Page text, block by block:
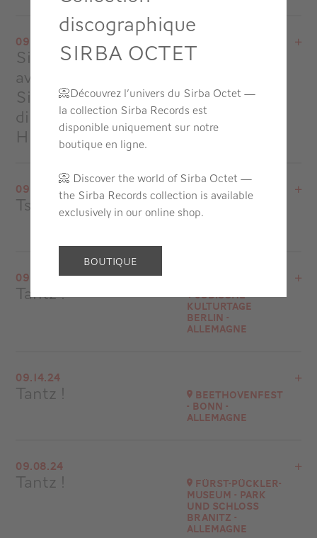
discographique
SIRBA OCTET
📀Découvrez l’univers du Sirba Octet —
la collection Sirba Records est
disponible uniquement sur notre
boutique en ligne.
📀 Discover the world of Sirba Octet —
the Sirba Records collection is available
exclusively in our online shop.
BOUTIQUE
View the program
Mont-Saint-Michel
at 20H00
Go to site
09.29.24
Sirba Orchestra !
avec l’Orchestre
Sinfonia Iuventus,
direction Alexander
Humala
View the program
Folle journée de Varsovie - Pologne
Teatr Wielki Opera Narodowa
Go to site
09.28.24
Tsuzamen Folle journée
de Varsovie -
View the program
Folle journée de Varsovie - Pologne
Teatr Wielki Opera Narodowa
09.19.24
Tantz ! Jüdische
Kulturtage
Berlin -
Allemagne
Jüdische Kulturtage Berlin - Allemagne
09.14.24
Tantz ! Beethovenfest
- Bonn -
Allemagne
Bonn - Allemagne
09.08.24
Tantz ! Fürst-Pückler-
Museum - Park
und Schloss
Branitz -
ALLEMAGNE